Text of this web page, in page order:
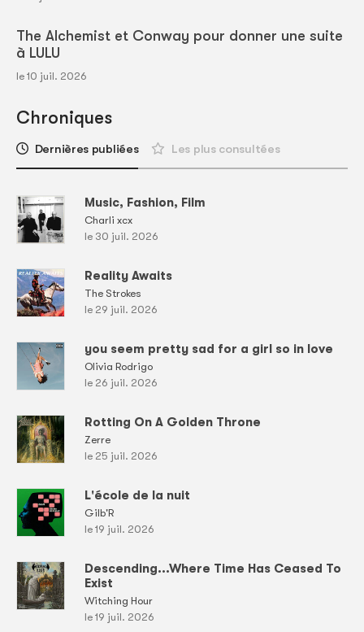
The Alchemist et Conway pour donner une suite
à LULU
le 10 juil. 2026
Chroniques
Dernières publiées Les plus consultées
Music, Fashion, Film
Charli xcx
le 30 juil. 2026
Reality Awaits
The Strokes
le 29 juil. 2026
you seem pretty sad for a girl so in love
Olivia Rodrigo
le 26 juil. 2026
Rotting On A Golden Throne
Zerre
le 25 juil. 2026
L'école de la nuit
Gilb'R
le 19 juil. 2026
Descending...Where Time Has Ceased To
Exist
Witching Hour
le 19 juil. 2026